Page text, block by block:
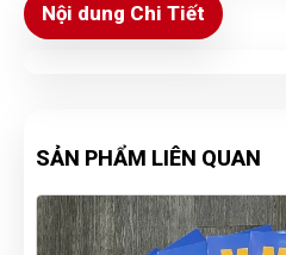
Nội dung Chi Tiết
SẢN PHẨM LIÊN QUAN